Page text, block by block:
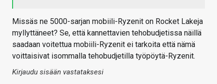
Missäs ne 5000-sarjan mobiili-Ryzenit on Rocket Lakeja
myllyttäneet? Se, että kannettavien tehobudjetissa näillä
saadaan voitettua mobiili-Ryzenit ei tarkoita että nämä
voittaisivat isommalla tehobudjetilla työpöytä-Ryzenit.
Kirjaudu sisään vastataksesi